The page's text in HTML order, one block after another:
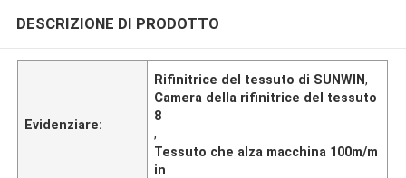
DESCRIZIONE DI PRODOTTO
Evidenziare:
Rifinitrice del tessuto di SUNWIN,
Camera della rifinitrice del tessuto
8
,
Tessuto che alza macchina 100m/m
in